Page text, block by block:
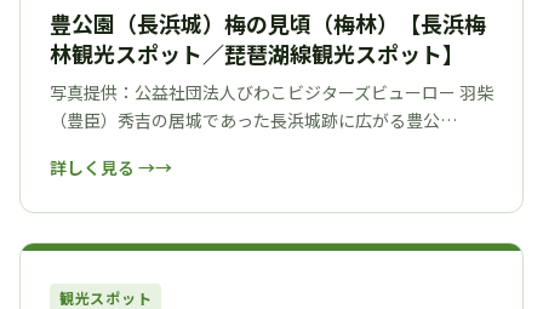
豊公園（長浜城）梅の見頃（梅林）【長浜梅
林観光スポット／琵琶湖線観光スポット】
写真提供：公益社団法人びわこビジターズビューロー 羽柴
（豊臣）秀吉の居城であった長浜城跡に広がる豊公…
詳しく見る →
観光スポット